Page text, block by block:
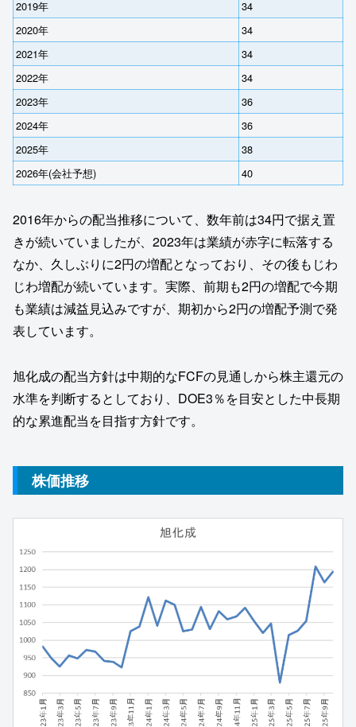
2019年
34
2020年
34
2021年
34
2022年
34
2023年
36
2024年
36
2025年
38
2026年(会社予想)
40
2016年からの配当推移について、数年前は34円で据え置
きが続いていましたが、2023年は業績が赤字に転落する
なか、久しぶりに2円の増配となっており、その後もじわ
じわ増配が続いています。実際、前期も2円の増配で今期
も業績は減益見込みですが、期初から2円の増配予測で発
表しています。
旭化成の配当方針は中期的なFCFの見通しから株主還元の
水準を判断するとしており、DOE3％を目安とした中長期
的な累進配当を目指す方針です。
株価推移